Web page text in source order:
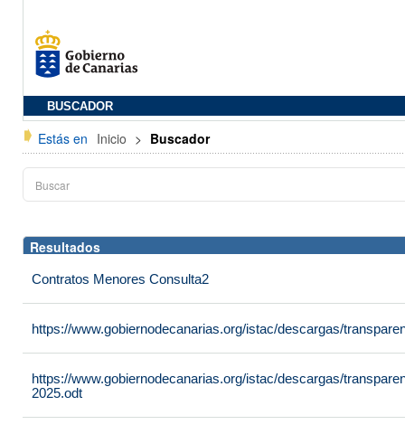
BUSCADOR
Estás en Inicio > Buscador
Resultados
Contratos Menores Consulta2
https://www.gobiernodecanarias.org/istac/descargas/
https://www.gobiernodecanarias.org/istac/descargas/
2025.odt